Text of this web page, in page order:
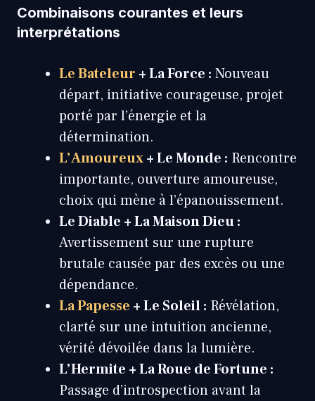
Combinaisons courantes et leurs
interprétations
Le Bateleur + La Force : Nouveau
départ, initiative courageuse, projet
porté par l’énergie et la
détermination.
L’Amoureux+ Le Monde : Rencontre
importante, ouverture amoureuse,
choix qui mène à l’épanouissement.
Le Diable + La Maison Dieu :
Avertissement sur une rupture
brutale causée par des excès ou une
dépendance.
La Papesse + Le Soleil : Révélation,
clarté sur une intuition ancienne,
vérité dévoilée dans la lumière.
L’Hermite + La Roue de Fortune :
Passage d’introspection avant la